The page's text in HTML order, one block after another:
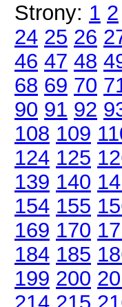
Strony: 1 2
24 25 26
46 47 48
68 69 70
90 91 92
108 109
124 125
139 140
154 155
169 170
184 185
199 200
214 215